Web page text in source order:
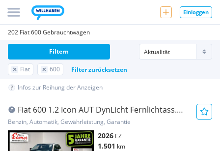
Einloggen
202 Fiat 600 Gebrauchtwagen
Fiat 600 Filter zurücksetzen
Filtern
Infos zur Reihung der Anzeigen
Fiat 600 1.2 Icon AUT DynLicht Fernlichtass.
Kam. LED
Benzin, Automatik, Gewährleistung, Garantie
2026 EZ
1.501 km